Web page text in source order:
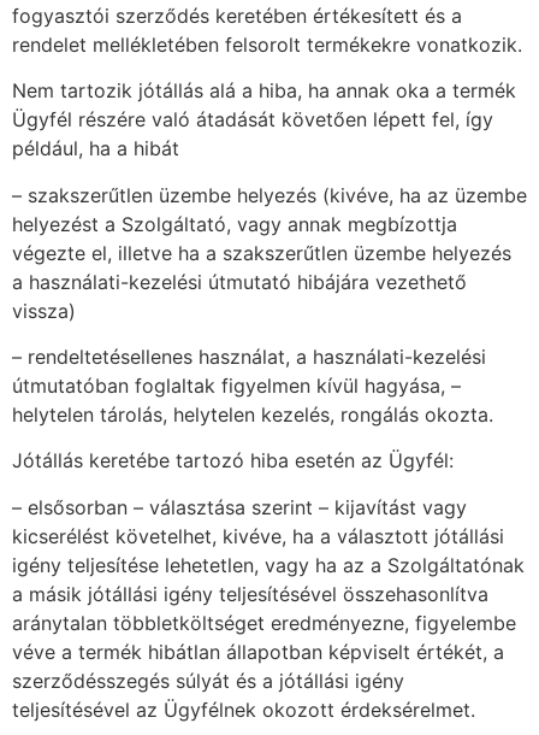
fogyasztói szerződés keretében értékesített és a
rendelet mellékletében felsorolt termékekre vonatkozik.
Nem tartozik jótállás alá a hiba, ha annak oka a termék
Ügyfél részére való átadását követően lépett fel, így
például, ha a hibát
– szakszerűtlen üzembe helyezés (kivéve, ha az üzembe
helyezést a Szolgáltató, vagy annak megbízottja
végezte el, illetve ha a szakszerűtlen üzembe helyezés
a használati-kezelési útmutató hibájára vezethető
vissza)
– rendeltetésellenes használat, a használati-kezelési
útmutatóban foglaltak figyelmen kívül hagyása, –
helytelen tárolás, helytelen kezelés, rongálás okozta.
Jótállás keretébe tartozó hiba esetén az Ügyfél:
– elsősorban – választása szerint – kijavítást vagy
kicserélést követelhet, kivéve, ha a választott jótállási
igény teljesítése lehetetlen, vagy ha az a Szolgáltatónak
a másik jótállási igény teljesítésével összehasonlítva
aránytalan többletköltséget eredményezne, figyelembe
véve a termék hibátlan állapotban képviselt értékét, a
szerződésszegés súlyát és a jótállási igény
teljesítésével az Ügyfélnek okozott érdeksérelmet.